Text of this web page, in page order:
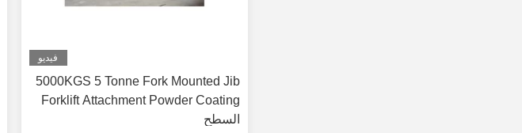
فيديو
5000KGS 5 Tonne Fork Mounted Jib
Forklift Attachment Powder Coating
السطح